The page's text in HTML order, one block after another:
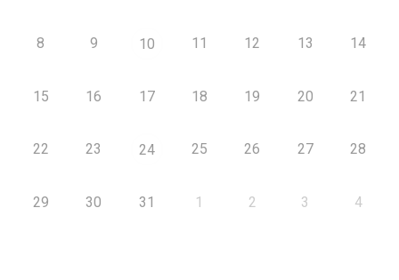
8 9 10 11 12 13 14
15 16 17 18 19 20 21
22 23 24 25 26 27 28
29 30 31 1 2 3 4